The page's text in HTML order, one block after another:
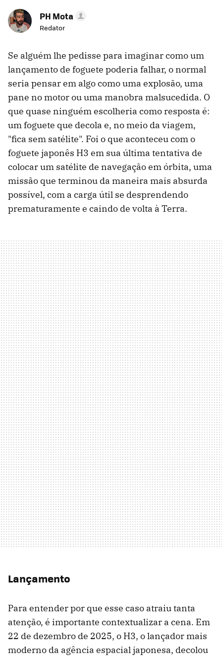
PH Mota
Redator
Se alguém lhe pedisse para imaginar como um
lançamento de foguete poderia falhar, o normal
seria pensar em algo como uma explosão, uma
pane no motor ou uma manobra malsucedida. O
que quase ninguém escolheria como resposta é:
um foguete que decola e, no meio da viagem,
"fica sem satélite". Foi o que aconteceu com o
foguete japonês H3 em sua última tentativa de
colocar um satélite de navegação em órbita, uma
missão que terminou da maneira mais absurda
possível, com a carga útil se desprendendo
prematuramente e caindo de volta à Terra.
Lançamento
Para entender por que esse caso atraiu tanta
atenção, é importante contextualizar a cena. Em
22 de dezembro de 2025, o H3, o lançador mais
moderno da agência espacial japonesa, decolou